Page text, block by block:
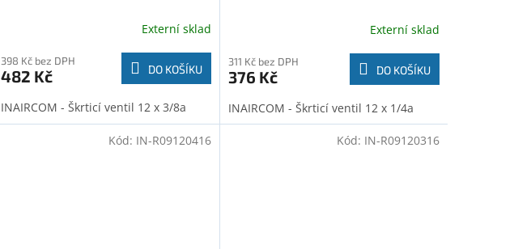
Externí sklad
398 Kč bez DPH
482 Kč DO KOŠÍKU
INAIRCOM - Škrticí ventil 12 x 3/8a
Externí sklad
311 Kč bez DPH
376 Kč DO KOŠÍKU
INAIRCOM - Škrticí ventil 12 x 1/4a
Kód: IN-R09120416 Kód: IN-R09120316